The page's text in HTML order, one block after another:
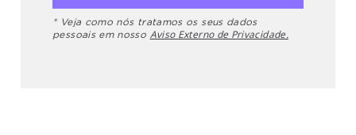
* Veja como nós tratamos os seus dados
pessoais em nosso Aviso Externo de Privacidade.